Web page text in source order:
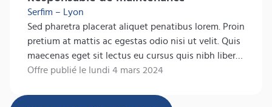
Serfim –
Lyon
Sed pharetra placerat aliquet penatibus lorem. Proin
pretium at mattis ac egestas odio nisi ut velit. Quis
maecenas eget sit lectus eu cursus quis nibh libero.
Egestas accumsan enim ut vitae odio bibendum
Offre publié le lundi 4 mars 2024